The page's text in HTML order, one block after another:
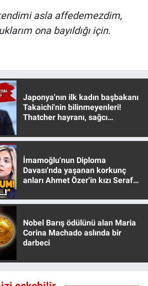
asla affedemezdim,
ona bayıldığı için.
Japonya'nın ilk kadın başbakanı
Takaichi'nin bilinmeyenleri!
Thatcher hayranı, sağcı
İmamoğlu'nun Diploma
Davası'nda yaşanan korkunç
anları Ahmet Özer'in kızı Seraf
Nobel Barış ödülünü alan Maria
Corina Machado aslında bir
darbeci